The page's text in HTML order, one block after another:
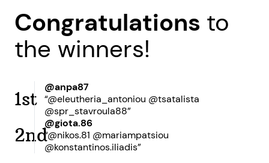
Congratulations to
the winners!
1st
@anpa87
“@eleutheria_antoniou @tsatalista
@spr_stavroula88”
2nd
@giota.86
“@nikos.81 @mariampatsiou
@konstantinos.iliadis”